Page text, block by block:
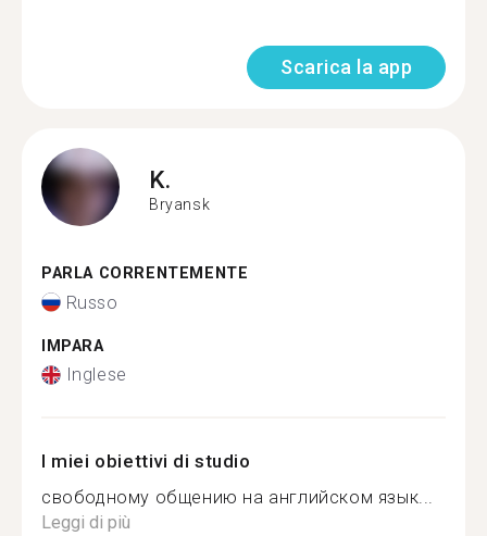
Scarica la app
K.
Bryansk
PARLA CORRENTEMENTE
Russo
IMPARA
Inglese
I miei obiettivi di studio
свободному общению на английском язык...
Leggi di più